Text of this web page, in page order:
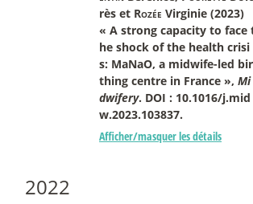
rès et Rozée Virginie (2023)
« A strong capacity to face
he shock of the health crisi
s: MaNaO, a midwife-led bir
thing centre in France », Mi
dwifery. DOI : 10.1016/j.mid
w.2023.103837.
Afficher/masquer les détails
2022